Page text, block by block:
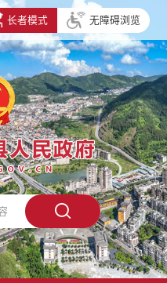
长者模式 无障碍浏览